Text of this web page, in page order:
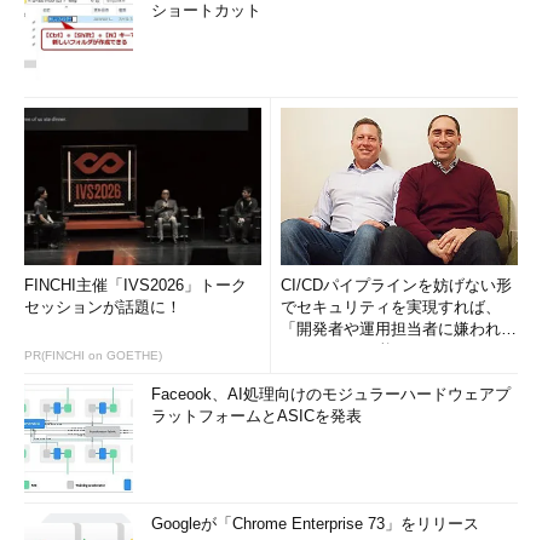
ショートカット
FINCHI主催「IVS2026」トーク
セッションが話題に！
PR(FINCHI on GOETHE)
CI/CDパイプラインを妨げない形
でセキュリティを実現すれば、
「開発者や運用担当者に嫌われな
Faceook、AI処理向けのモジュラーハードウェアプ
ラットフォームとASICを発表
Googleが「Chrome Enterprise 73」をリリース